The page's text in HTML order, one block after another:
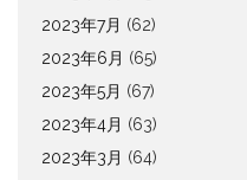
2023年7月 (62)
2023年6月 (65)
2023年5月 (67)
2023年4月 (63)
2023年3月 (64)